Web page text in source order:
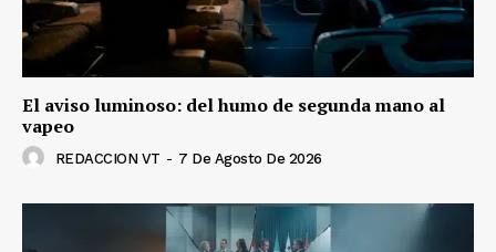
El aviso luminoso: del humo de segunda mano al
vapeo
REDACCION VT - 7 De Agosto De 2026